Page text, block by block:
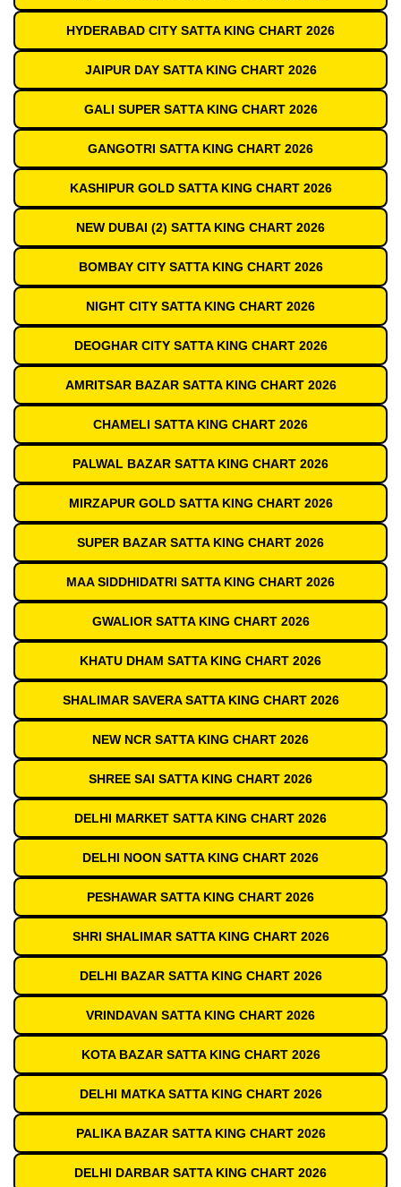
HYDERABAD CITY SATTA KING CHART 2026
JAIPUR DAY SATTA KING CHART 2026
GALI SUPER SATTA KING CHART 2026
GANGOTRI SATTA KING CHART 2026
KASHIPUR GOLD SATTA KING CHART 2026
NEW DUBAI (2) SATTA KING CHART 2026
BOMBAY CITY SATTA KING CHART 2026
NIGHT CITY SATTA KING CHART 2026
DEOGHAR CITY SATTA KING CHART 2026
AMRITSAR BAZAR SATTA KING CHART 2026
CHAMELI SATTA KING CHART 2026
PALWAL BAZAR SATTA KING CHART 2026
MIRZAPUR GOLD SATTA KING CHART 2026
SUPER BAZAR SATTA KING CHART 2026
MAA SIDDHIDATRI SATTA KING CHART 2026
GWALIOR SATTA KING CHART 2026
KHATU DHAM SATTA KING CHART 2026
SHALIMAR SAVERA SATTA KING CHART 2026
NEW NCR SATTA KING CHART 2026
SHREE SAI SATTA KING CHART 2026
DELHI MARKET SATTA KING CHART 2026
DELHI NOON SATTA KING CHART 2026
PESHAWAR SATTA KING CHART 2026
SHRI SHALIMAR SATTA KING CHART 2026
DELHI BAZAR SATTA KING CHART 2026
VRINDAVAN SATTA KING CHART 2026
KOTA BAZAR SATTA KING CHART 2026
DELHI MATKA SATTA KING CHART 2026
PALIKA BAZAR SATTA KING CHART 2026
DELHI DARBAR SATTA KING CHART 2026